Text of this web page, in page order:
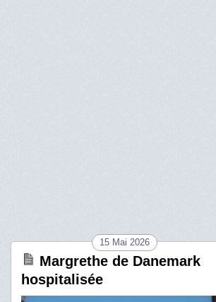
15 Mai 2026
Margrethe de Danemark
hospitalisée